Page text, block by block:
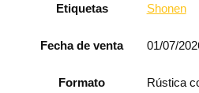
Etiquetas Shonen
Fecha de venta 01/07/
Formato Rústica